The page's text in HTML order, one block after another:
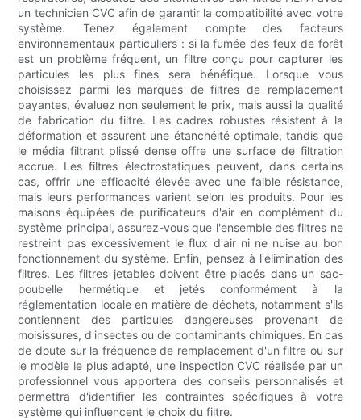
un technicien CVC afin de garantir la compatibilité avec votre
système. Tenez également compte des facteurs
environnementaux particuliers : si la fumée des feux de forêt
est un problème fréquent, un filtre conçu pour capturer les
particules les plus fines sera bénéfique. Lorsque vous
choisissez parmi les marques de filtres de remplacement
payantes, évaluez non seulement le prix, mais aussi la qualité
de fabrication du filtre. Les cadres robustes résistent à la
déformation et assurent une étanchéité optimale, tandis que
le média filtrant plissé dense offre une surface de filtration
accrue. Les filtres électrostatiques peuvent, dans certains
cas, offrir une efficacité élevée avec une faible résistance,
mais leurs performances varient selon les produits. Pour les
maisons équipées de purificateurs d'air en complément du
système principal, assurez-vous que l'ensemble des filtres ne
restreint pas excessivement le flux d'air ni ne nuise au bon
fonctionnement du système. Enfin, pensez à l'élimination des
filtres. Les filtres jetables doivent être placés dans un sac-
poubelle hermétique et jetés conformément à la
réglementation locale en matière de déchets, notamment s'ils
contiennent des particules dangereuses provenant de
moisissures, d'insectes ou de contaminants chimiques. En cas
de doute sur la fréquence de remplacement d'un filtre ou sur
le modèle le plus adapté, une inspection CVC réalisée par un
professionnel vous apportera des conseils personnalisés et
permettra d'identifier les contraintes spécifiques à votre
système qui influencent le choix du filtre.